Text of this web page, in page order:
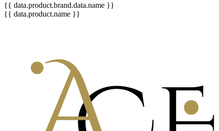
{{ data.product.brand.data.name }}
{{ data.product.name }}